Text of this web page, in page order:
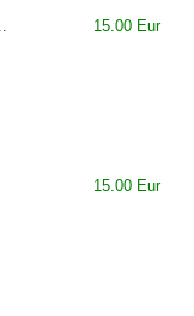
15.00 Eur
15.00 Eur